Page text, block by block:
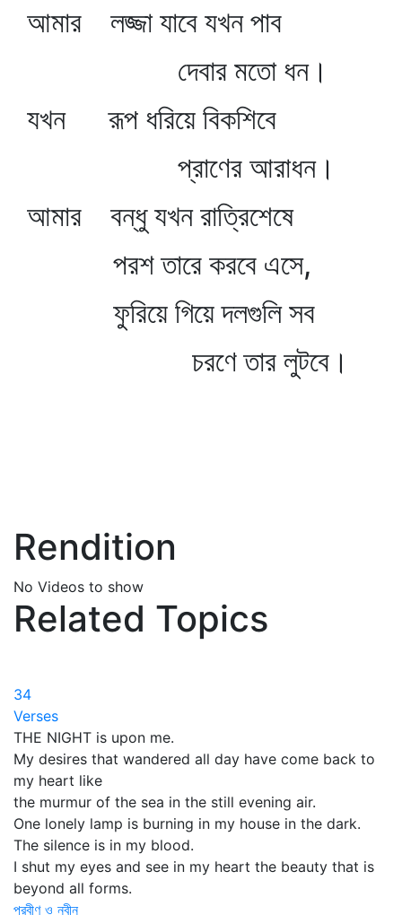
আমার লজ্জা যাবে যখন পাব
দেবার মতো ধন।
যখন রূপ ধরিয়ে বিকশিবে
প্রাণের আরাধন।
আমার বন্ধু যখন রাত্রিশেষে
পরশ তারে করবে এসে,
ফুরিয়ে গিয়ে দলগুলি সব
চরণে তার লুটবে।
Rendition
No Videos to show
Related Topics
34
Verses
THE NIGHT is upon me.
My desires that wandered all day have come back to
my heart like
the murmur of the sea in the still evening air.
One lonely lamp is burning in my house in the dark.
The silence is in my blood.
I shut my eyes and see in my heart the beauty that is
beyond all forms.
প্রবীণ ও নবীন